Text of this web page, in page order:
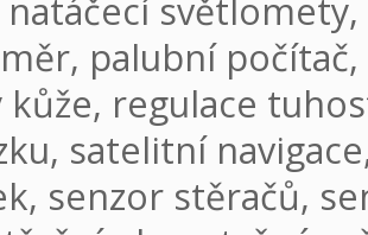
palubní
kůže, regulace
satelitní
senzor stěračů,